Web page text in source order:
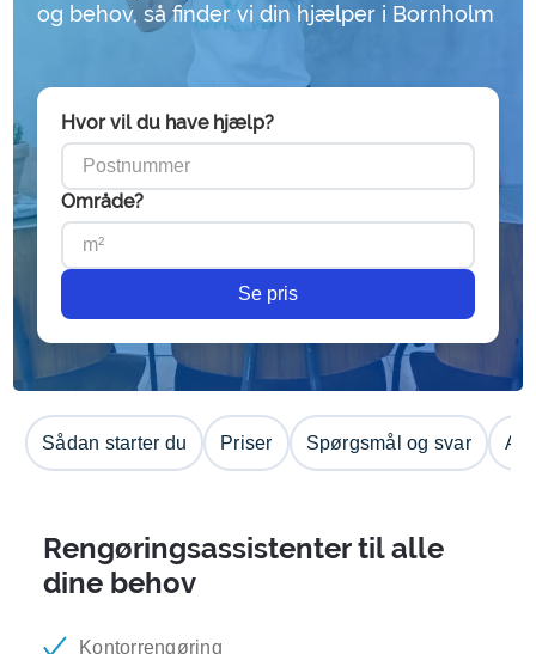
og behov, så finder vi din hjælper i Bornholm
Hvor vil du have hjælp?
Område?
Se pris
Sådan starter du Priser Spørgsmål og svar
Rengøringsassistenter til alle
dine behov
Kontorrengøring